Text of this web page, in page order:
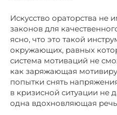
Искусство ораторства не
законов для
ясно, что это такой
окружающих, равных
система мотиваций не
как заряжающая
попытки снять
в кризисной ситуации не
одна вдохновляющая